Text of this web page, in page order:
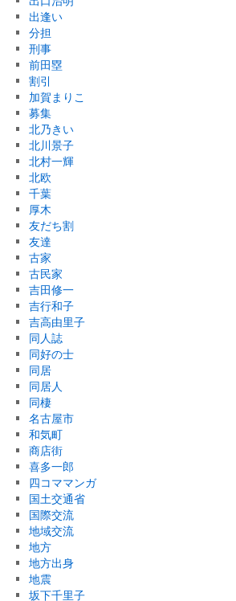
出逢い
分担
刑事
前田塁
割引
加賀まりこ
募集
北乃きい
北川景子
北村一輝
北欧
千葉
厚木
友だち割
友達
古家
古民家
吉田修一
吉行和子
吉高由里子
同人誌
同好の士
同居
同居人
同棲
名古屋市
和気町
商店街
喜多一郎
四コママンガ
国土交通省
国際交流
地域交流
地方
地方出身
地震
坂下千里子